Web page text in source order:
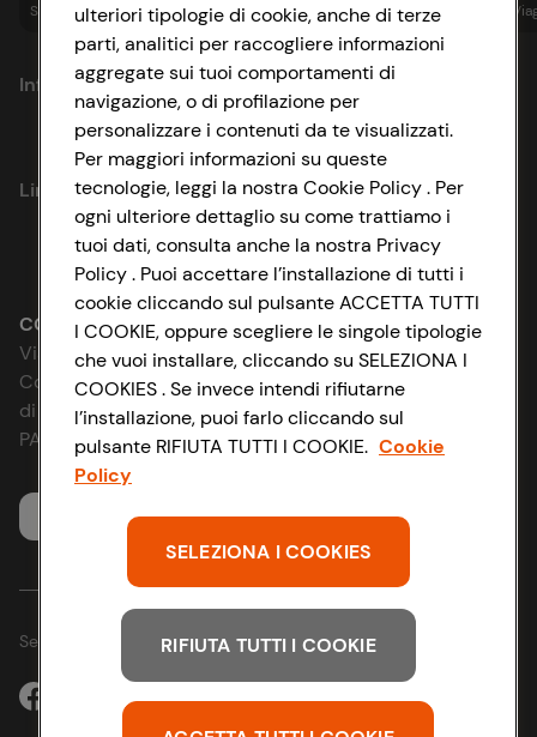
Spesa online Assicurazioni Sapori& Istituzionale
Informazioni
Privacy Policy
Cookie Policy
Impostazioni Cookie
Accessibilità
D&I e Parità di Genere
Strategia Fiscale
Link utili
Lavora con noi
Le cooperative
News & Approfondimenti
Richiami prodotto
Whistleblowing
CONAD SOCIETÀ COOPERATIVA
Via Michelino, 59 | 40127 BOLOGNA
Codice Fiscale e Registro Imprese
di Bologna 00865960157
PARTITA IVA 03320960374
Servizio clienti
Seguici sui Social:
ulteriori tipologie di cookie, anche di terze
parti, analitici per raccogliere informazioni
aggregate sui tuoi comportamenti di
navigazione, o di profilazione per
personalizzare i contenuti da te visualizzati.
Per maggiori informazioni su queste
tecnologie, leggi la nostra Cookie Policy . Per
ogni ulteriore dettaglio su come trattiamo i
tuoi dati, consulta anche la nostra Privacy
Policy . Puoi accettare l’installazione di tutti i
cookie cliccando sul pulsante ACCETTA TUTTI
I COOKIE, oppure scegliere le singole tipologie
che vuoi installare, cliccando su SELEZIONA I
COOKIES . Se invece intendi rifiutarne
l’installazione, puoi farlo cliccando sul
pulsante RIFIUTA TUTTI I COOKIE. Cookie
Policy
SELEZIONA I COOKIES
RIFIUTA TUTTI I COOKIE